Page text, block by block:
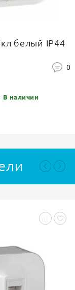
белый IP44
0
В наличии